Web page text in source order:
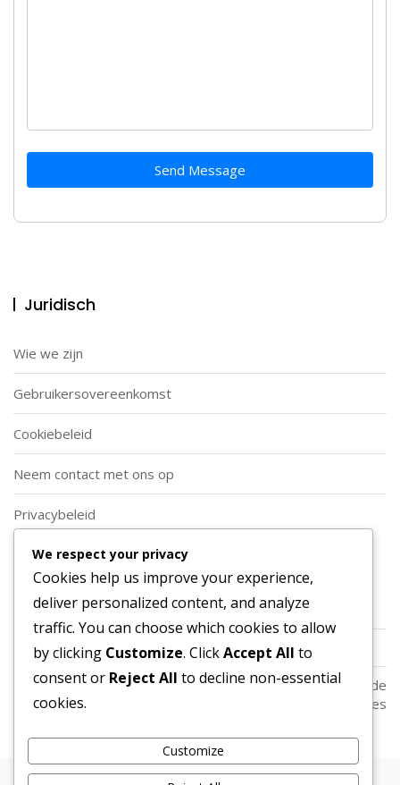
Send Message
Juridisch
Wie we zijn
Gebruikersovereenkomst
Cookiebeleid
Neem contact met ons op
Privacybeleid
Categorieën
Soorten Aanvallende Voetbalformaties
Spelersrollen in Aanvallende Voetbalformaties
Strategische Toepassingen van Aanvallende
Voetbalformaties
We respect your privacy
Cookies help us improve your experience,
deliver personalized content, and analyze
traffic. You can choose which cookies to allow
by clicking Customize. ClickAccept All to
consent or Reject All to decline non-essential
cookies.
Customize